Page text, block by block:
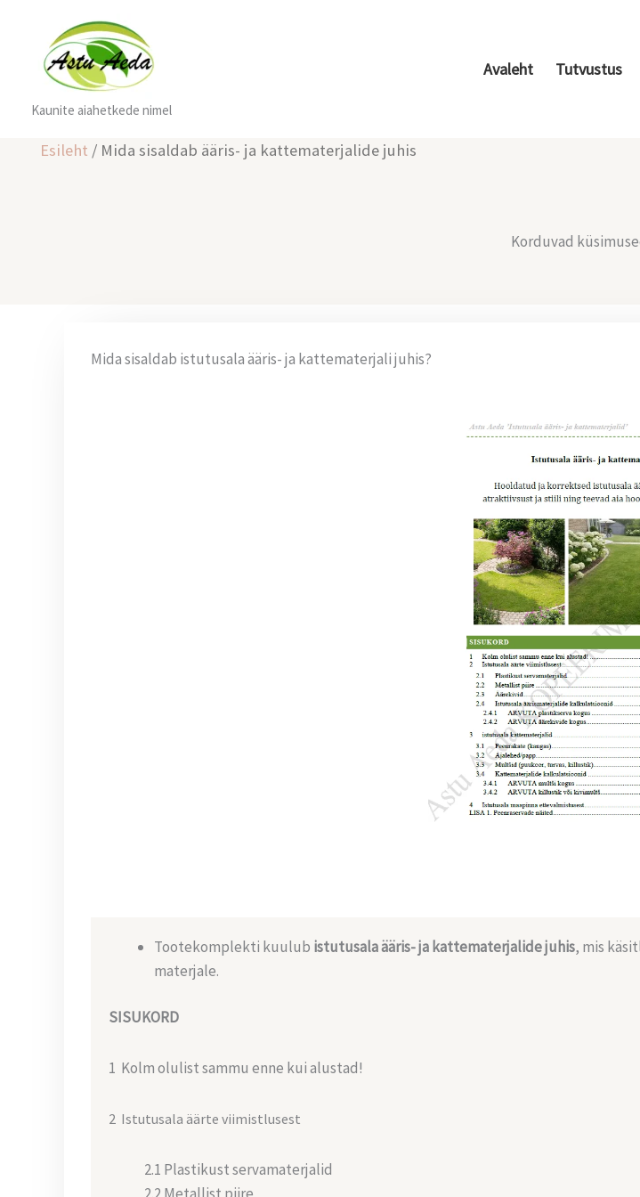
content
Kaunite aiahetkede nimel
Avaleht Tutvustus
Esileht / Mida sisaldab ääris- ja kattematerjalide juhis
Korduvad
Mida sisaldab istutusala ääris- ja kattematerjali juhis?
Tootekomplekti kuulub istutusala ääris- ja kattematerjalide juhis, mis
materjale.
SISUKORD
1 Kolm olulist sammu enne kui alustad!
2 Istutusala äärte viimistlusest
2.1 Plastikust servamaterjalid
2.2 Metallist piire